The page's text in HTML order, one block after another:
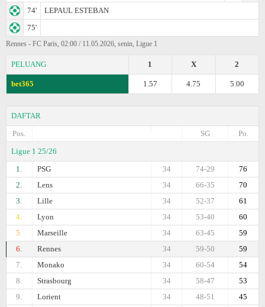
74'
LEPAUL ESTEBAN
75'
Rennes - FC Paris, 02:00 / 11.05.2026, senin, Ligue 1
PELUANG 2
X
1
bet365 5.00
4.75
1.57
DAFTAR
Pos.
Po.
SG
Ligue 1 25/26
1.
PSG 76
74-29
34
2.
Lens 70
66-35
34
3.
Lille 61
52-37
34
4.
Lyon 60
53-40
34
5.
Marseille 59
63-45
34
6.
Rennes 59
59-50
34
7.
Monako 54
60-54
34
8.
Strasbourg 53
58-47
34
9.
Lorient 45
48-51
34